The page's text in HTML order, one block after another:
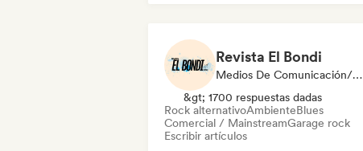
Revista El Bondi
Medios De Comunicación/Periodista
&gt; 1700 respuestas dadas
Rock alternativoAmbienteBlues
Comercial / MainstreamGarage rock
Escribir artículos